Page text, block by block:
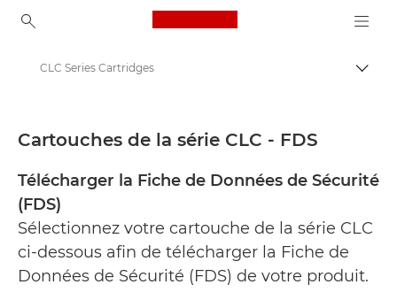
Canon Logo, back to
Fiches de données de sécurité
CLC Series Cartridges
Cartouches de la série CLC - FDS
Télécharger la Fiche de Données de Sécurité
(FDS)
Sélectionnez votre cartouche de la série CLC
ci-dessous afin de télécharger la Fiche de
Données de Sécurité (FDS) de votre produit.